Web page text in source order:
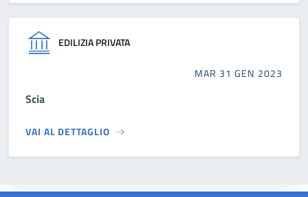
EDILIZIA PRIVATA
MAR 31 GEN 2023
Scia
VAI AL DETTAGLIO